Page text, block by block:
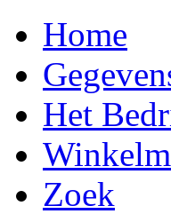
Home
Het
Zoek